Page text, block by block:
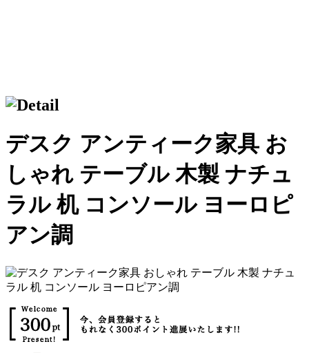
デスク アンティーク家具 お
しゃれ テーブル 木製 ナチュ
ラル 机 コンソール ヨーロピ
アン調